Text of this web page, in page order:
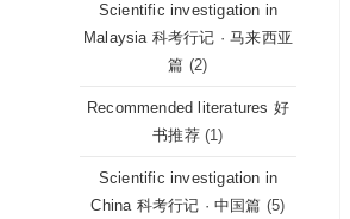
Scientific investigation in
Malaysia 科考行记 · 马来西亚
篇 (2)
Recommended literatures 好
书推荐 (1)
Scientific investigation in
China 科考行记 · 中国篇 (5)